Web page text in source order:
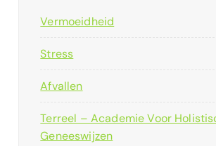
Vermoeidheid
Stress
Afvallen
Terreel – Academie Voor
Geneeswijzen